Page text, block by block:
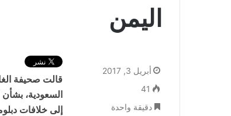
اليمن
قالت صحيفة
السعودية،
إلى خلافات
أبريل 3, 2017
41
دقيقة واحدة